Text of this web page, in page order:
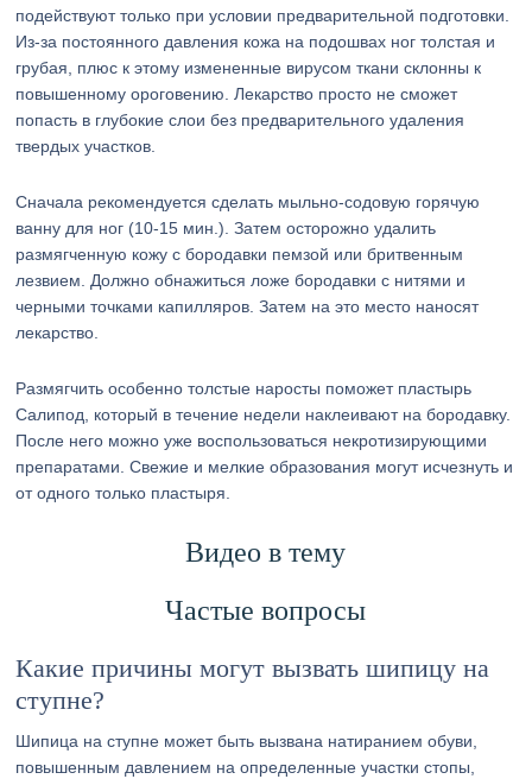
подействуют только при условии предварительной подготовки.
Из-за постоянного давления кожа на подошвах ног толстая и
грубая, плюс к этому измененные вирусом ткани склонны к
повышенному ороговению. Лекарство просто не сможет
попасть в глубокие слои без предварительного удаления
твердых участков.
Сначала рекомендуется сделать мыльно-содовую горячую
ванну для ног (10-15 мин.). Затем осторожно удалить
размягченную кожу с бородавки пемзой или бритвенным
лезвием. Должно обнажиться ложе бородавки с нитями и
черными точками капилляров. Затем на это место наносят
лекарство.
Размягчить особенно толстые наросты поможет пластырь
Салипод, который в течение недели наклеивают на бородавку.
После него можно уже воспользоваться некротизирующими
препаратами. Свежие и мелкие образования могут исчезнуть и
от одного только пластыря.
Видео в тему
Частые вопросы
Какие причины могут вызвать шипицу на
ступне?
Шипица на ступне может быть вызвана натиранием обуви,
повышенным давлением на определенные участки стопы,